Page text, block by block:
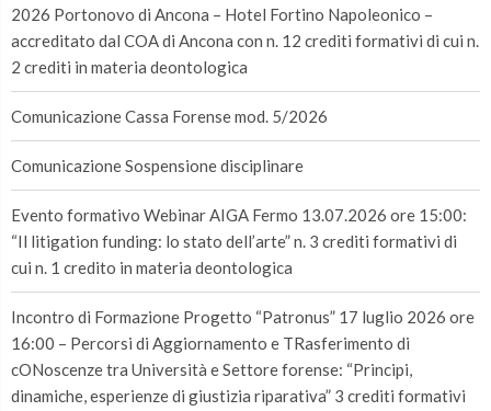
2026 Portonovo di Ancona – Hotel Fortino Napoleonico –
accreditato dal COA di Ancona con n. 12 crediti formativi di cui n.
2 crediti in materia deontologica
Comunicazione Cassa Forense mod. 5/2026
Comunicazione Sospensione disciplinare
Evento formativo Webinar AIGA Fermo 13.07.2026 ore 15:00:
“Il litigation funding: lo stato dell’arte” n. 3 crediti formativi di
cui n. 1 credito in materia deontologica
Incontro di Formazione Progetto “Patronus” 17 luglio 2026 ore
16:00 – Percorsi di Aggiornamento e TRasferimento di
cONoscenze tra Università e Settore forense: “Principi,
dinamiche, esperienze di giustizia riparativa” 3 crediti formativi